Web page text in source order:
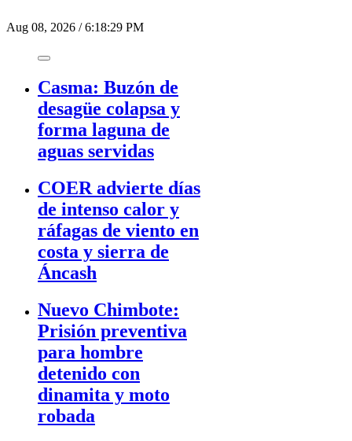
Aug 08, 2026 / 6:18:29 PM
Casma: Buzón de
desagüe colapsa y
forma laguna de
aguas servidas
COER advierte días
de intenso calor y
ráfagas de viento en
costa y sierra de
Áncash
Nuevo Chimbote:
Prisión preventiva
para hombre
detenido con
dinamita y moto
robada